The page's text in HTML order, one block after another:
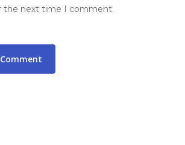
the next time I comment.